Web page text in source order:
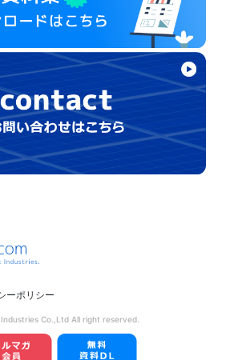
ーポリシー
Co.,Ltd All right reserved.